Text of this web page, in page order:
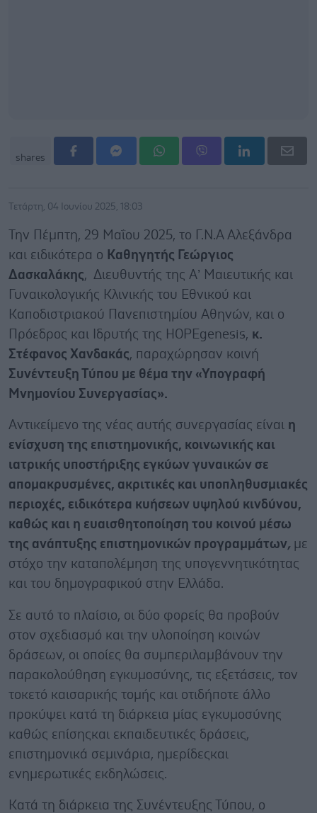
shares
Τετάρτη, 04 Ιουνίου 2025, 18:03
Την Πέμπτη, 29 Μαΐου 2025, το Γ.Ν.Α Αλεξάνδρα
και ειδικότερα ο Καθηγητής Γεώργιος
Δασκαλάκης, Διευθυντής της Α’ Μαιευτικής και
Γυναικολογικής Κλινικής του Εθνικού και
Καποδιστριακού Πανεπιστημίου Αθηνών, και ο
Πρόεδρος και Ιδρυτής της HOPEgenesis, κ.
Στέφανος Χανδακάς, παραχώρησαν κοινή
Συνέντευξη Τύπου με θέμα την «Υπογραφή
Μνημονίου Συνεργασίας».
Αντικείμενο της νέας αυτής συνεργασίας είναι η
ενίσχυση της επιστημονικής, κοινωνικής και
ιατρικής υποστήριξης εγκύων γυναικών σε
απομακρυσμένες, ακριτικές και υποπληθυσμιακές
περιοχές, ειδικότερα κυήσεων υψηλού κινδύνου,
καθώς και η ευαισθητοποίηση του κοινού μέσω
της ανάπτυξης επιστημονικών προγραμμάτων, με
στόχο την καταπολέμηση της υπογεννητικότητας
και του δημογραφικού στην Ελλάδα.
Σε αυτό το πλαίσιο, οι δύο φορείς θα προβούν
στον σχεδιασμό και την υλοποίηση κοινών
δράσεων, οι οποίες θα συμπεριλαμβάνουν την
παρακολούθηση εγκυμοσύνης, τις εξετάσεις, τον
τοκετό καισαρικής τομής και οτιδήποτε άλλο
προκύψει κατά τη διάρκεια μίας εγκυμοσύνης
καθώς επίσηςκαι εκπαιδευτικές δράσεις,
επιστημονικά σεμινάρια, ημερίδεςκαι
ενημερωτικές εκδηλώσεις.
Κατά τη διάρκεια της Συνέντευξης Τύπου, ο